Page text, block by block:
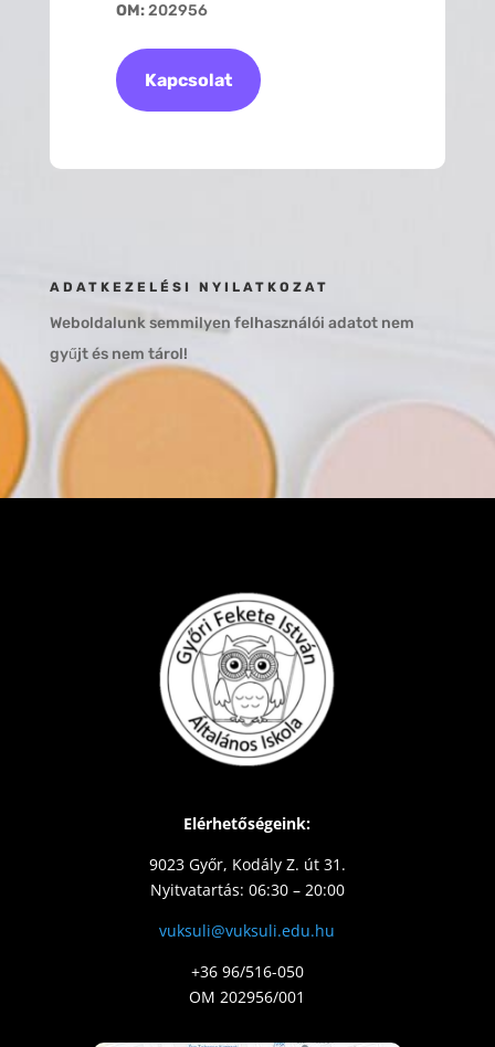
OM:202956
Kapcsolat
ADATKEZELÉSI NYILATKOZAT
Weboldalunk semmilyen felhasználói adatot nem
gyűjt és nem tárol!
Elérhetőségeink:
9023 Győr, Kodály Z. út 31.
Nyitvatartás: 06:30 – 20:00
vuksuli@vuksuli.edu.hu
+36 96/516-050
OM 202956/001